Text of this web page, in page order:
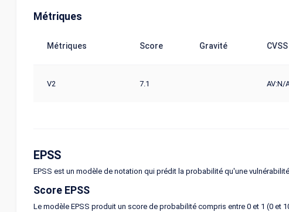
Métriques
Métriques Score Gravité
V2 7.1 AV:N/
EPSS
EPSS est un modèle de notation qui prédit la probabilité qu'une
Score EPSS
Le modèle EPSS produit un score de probabilité compris entre 0 et 1 (0 et